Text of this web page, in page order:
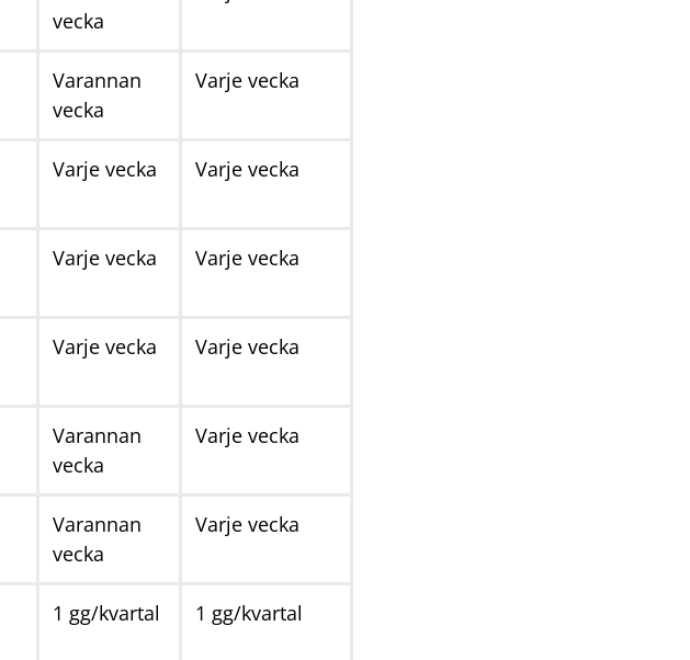
vecka
Varannan
vecka
Varje vecka
Varje vecka Varje vecka
Varje vecka Varje vecka
Varje vecka Varje vecka
Varannan
vecka
Varje vecka
Varannan
vecka
Varje vecka
1 gg/kvartal 1 gg/kvartal